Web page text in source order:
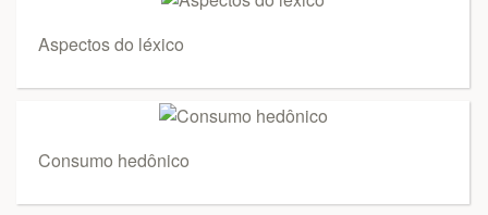
Aspectos do léxico
Consumo hedônico